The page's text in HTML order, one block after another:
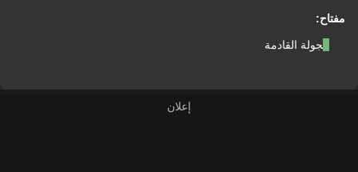
مفتاح:
الجولة القادمة